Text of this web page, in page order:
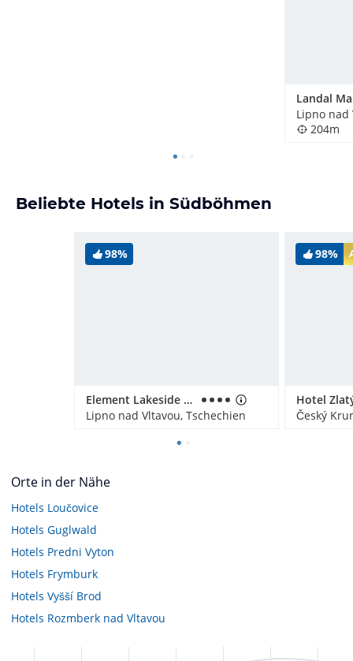
Lipno nad
204m
Beliebte Hotels in Südböhmen
98%
Element Lakeside Apartments
Lipno nad Vltavou, Tschechien
98%
Hotel
Orte in der Nähe
Hotels Loučovice
Hotels Guglwald
Hotels Predni Vyton
Hotels Frymburk
Hotels Vyšší Brod
Hotels Rozmberk nad Vltavou